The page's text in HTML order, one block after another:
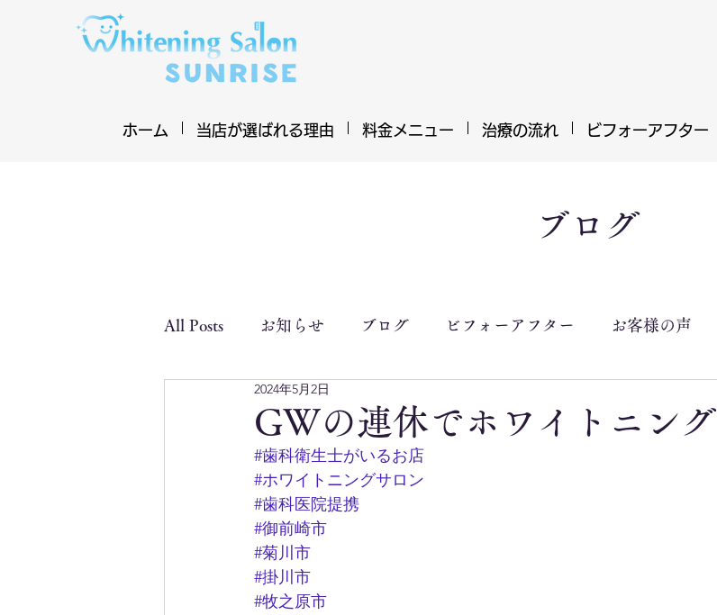
ホーム 当店が選ばれる理由 料金メニュー 治療の流れ ビフォーアフター
ブログ
All Posts お知らせ ブログ ビフォーアフター お客様の声
GWの連休でホワイトニング
2024年5月2日
#歯科衛生士がいるお店
#ホワイトニングサロン
#歯科医院提携
#御前崎市
#菊川市
#掛川市
#牧之原市